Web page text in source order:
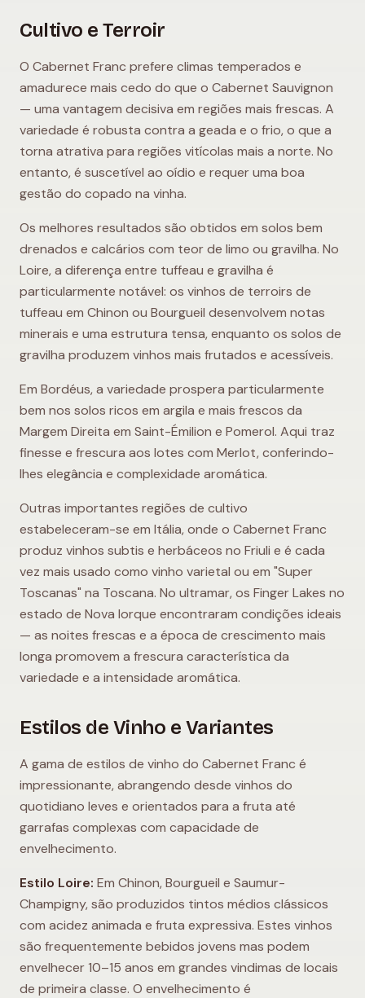
Cultivo e Terroir
O Cabernet Franc prefere climas temperados e
amadurece mais cedo do que o Cabernet Sauvignon
— uma vantagem decisiva em regiões mais frescas. A
variedade é robusta contra a geada e o frio, o que a
torna atrativa para regiões vitícolas mais a norte. No
entanto, é suscetível ao oídio e requer uma boa
gestão do copado na vinha.
Os melhores resultados são obtidos em solos bem
drenados e calcários com teor de limo ou gravilha. No
Loire, a diferença entre tuffeau e gravilha é
particularmente notável: os vinhos de terroirs de
tuffeau em Chinon ou Bourgueil desenvolvem notas
minerais e uma estrutura tensa, enquanto os solos de
gravilha produzem vinhos mais frutados e acessíveis.
Em Bordéus, a variedade prospera particularmente
bem nos solos ricos em argila e mais frescos da
Margem Direita em Saint-Émilion e Pomerol. Aqui traz
finesse e frescura aos lotes com Merlot, conferindo-
lhes elegância e complexidade aromática.
Outras importantes regiões de cultivo
estabeleceram-se em Itália, onde o Cabernet Franc
produz vinhos subtis e herbáceos no Friuli e é cada
vez mais usado como vinho varietal ou em "Super
Toscanas" na Toscana. No ultramar, os Finger Lakes no
estado de Nova Iorque encontraram condições ideais
— as noites frescas e a época de crescimento mais
longa promovem a frescura característica da
variedade e a intensidade aromática.
Estilos de Vinho e Variantes
A gama de estilos de vinho do Cabernet Franc é
impressionante, abrangendo desde vinhos do
quotidiano leves e orientados para a fruta até
garrafas complexas com capacidade de
envelhecimento.
Estilo Loire: Em Chinon, Bourgueil e Saumur-
Champigny, são produzidos tintos médios clássicos
com acidez animada e fruta expressiva. Estes vinhos
são frequentemente bebidos jovens mas podem
envelhecer 10–15 anos em grandes vindimas de locais
de primeira classe. O envelhecimento é